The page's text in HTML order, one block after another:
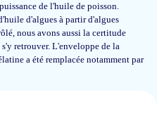
de l'huile de poisson.
d'algues à partir d'algues
nous avons aussi la certitude
retrouver. L'enveloppe de la
a été remplacée notamment par